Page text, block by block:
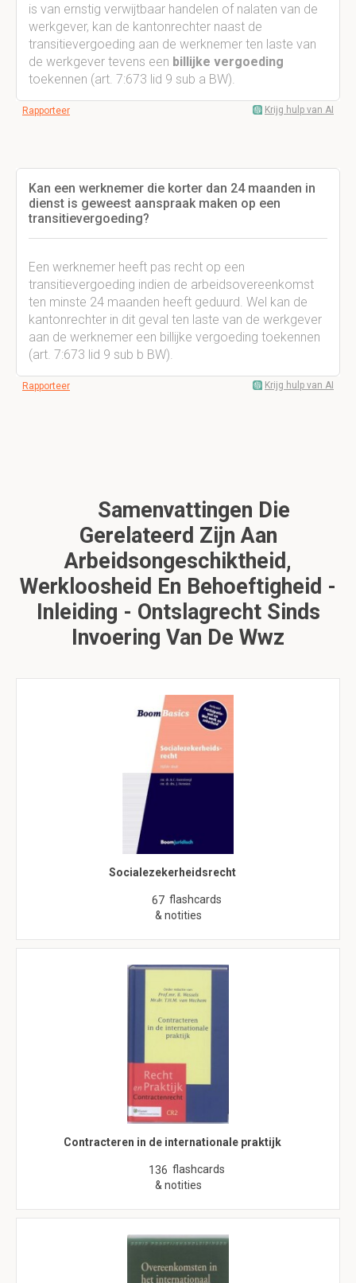
is van ernstig verwijtbaar handelen of nalaten van de
werkgever, kan de kantonrechter naast de
transitievergoeding aan de werknemer ten laste van
de werkgever tevens een billijke vergoeding
toekennen (art. 7:673 lid 9 sub a BW).
Rapporteer Krijg hulp van AI
Kan een werknemer die korter dan 24 maanden in
dienst is geweest aanspraak maken op een
transitievergoeding?
Een werknemer heeft pas recht op een
transitievergoeding indien de arbeidsovereenkomst
ten minste 24 maanden heeft geduurd. Wel kan de
kantonrechter in dit geval ten laste van de werkgever
aan de werknemer een billijke vergoeding toekennen
(art. 7:673 lid 9 sub b BW).
Rapporteer Krijg hulp van AI
Samenvattingen Die
Gerelateerd Zijn Aan
Arbeidsongeschiktheid,
Werkloosheid En Behoeftigheid -
Inleiding - Ontslagrecht Sinds
Invoering Van De Wwz
Socialezekerheidsrecht
67 flashcards
& notities
Contracteren in de internationale praktijk
136 flashcards
& notities